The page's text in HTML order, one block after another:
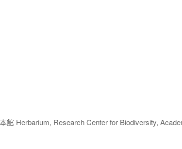
館 Herbarium, Research Center for Biodiversity,